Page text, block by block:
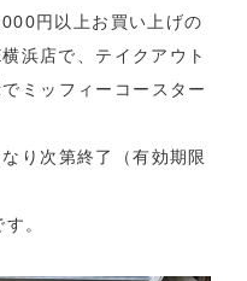
円以上お買い上げの
浜店で、テイクアウト
ミッフィーコースター
り次第終了（有効期限
。